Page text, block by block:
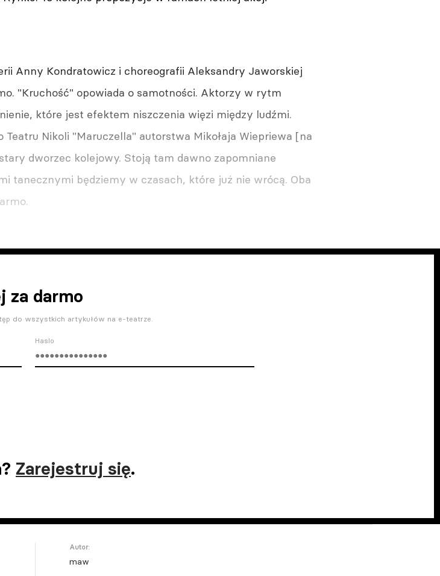
Anny Kondratowicz i choreografii Aleksandry Jaworskiej
"Kruchość" opowiada o samotności. Aktorzy w rytm
które jest efektem niszczenia więzi między ludźmi.
Teatru Nikoli "Maruczella" autorstwa Mikołaja Wiepriewa [na
dworzec kolejowy. Stoją tam dawno zapomniane
tanecznymi będziemy w czasach, które już nie wrócą. Oba
za darmo
do wszystkich artykułów na e-teatrze.
Haslo
Zarejestruj się.
Autor:
maw